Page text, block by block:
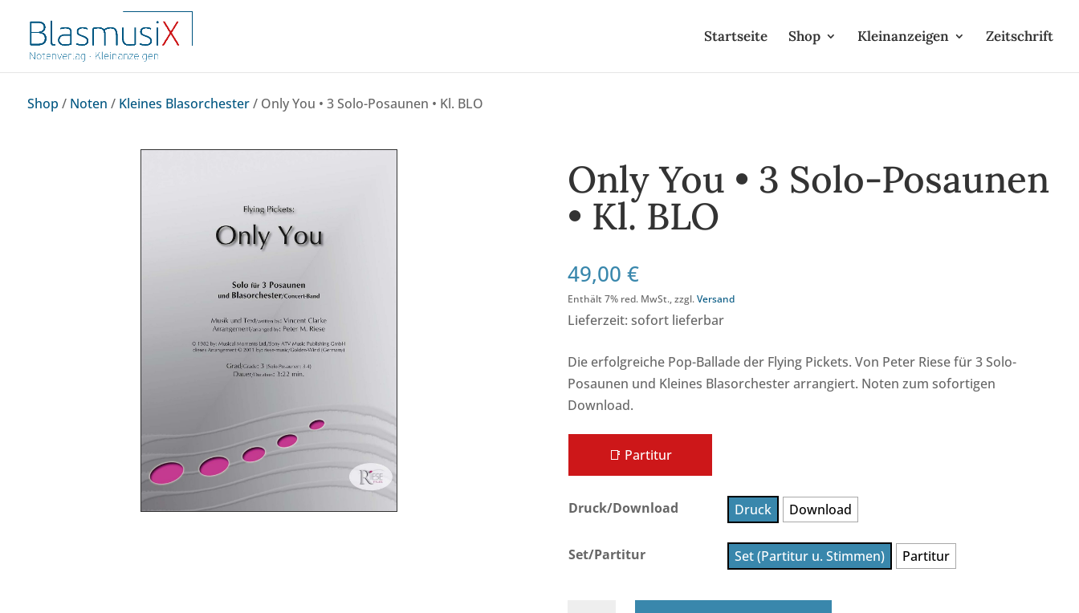
Startseite Shop Kleinanzeigen Zeitschrift
Shop / Noten / Kleines Blasorchester/ Only You • 3 Solo-Posaunen • Kl. BLO
Only You • 3 Solo-Posaunen
• Kl. BLO
49,00€
Enthält 7% red. MwSt., zzgl.Versand
Lieferzeit: sofort lieferbar
Die erfolgreiche Pop-Ballade der Flying Pickets. Von Peter Riese für 3 Solo-
Posaunen und Kleines Blasorchester arrangiert. Noten zum sofortigen
Download.
📑 Partitur
Druck/Download Druck Download
Set/Partitur Set (Partitur u. Stimmen) Partitur